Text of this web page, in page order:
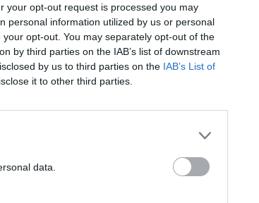
your opt-out request is processed you may
personal information utilized by us or personal
opt-out. You may separately opt-out of the
by third parties on the IAB’s list of downstream
by us to third parties on the IAB’s List of
it to other third parties.
data.
în
organizate cu
ce trebuie să știi
umane,
organizații cu
oricând să te